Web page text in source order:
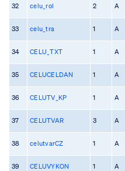
32 celu_rol 2 A
33 celu_tra 1 A
34 CELU_TXT 1 A
35 CELUCELDAN 1 A
36 CELUTV_KP 1 A
37 CELUTVAR 3 A
38 celutvarCZ 1 A
39 CELUVYKON 1 A